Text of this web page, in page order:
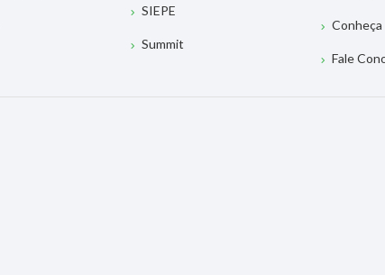
SIEPE
Summit
Fale